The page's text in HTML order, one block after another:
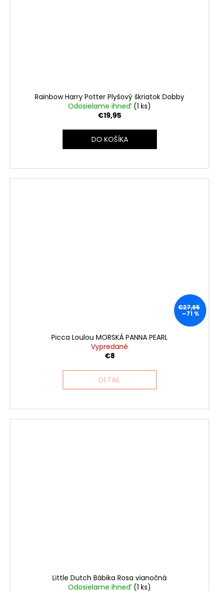
Rainbow Harry Potter Plyšový škriatok Dobby
Odosielame ihneď (1 ks)
€19,95
DO KOŠÍKA
€27,95
–71 %
Picca Loulou MORSKÁ PANNA PEARL
Vypredané
€8
DETAIL
Little Dutch Bábika Rosa vianočná
Odosielame ihneď (1 ks)